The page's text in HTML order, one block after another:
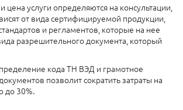
цена услуги определяются на консультации,
от вида сертифицируемой продукции,
и регламентов, которые на нее
разрешительного документа, который
кода ТН ВЭД и грамотное
позволит сократить затраты на
до 30%.